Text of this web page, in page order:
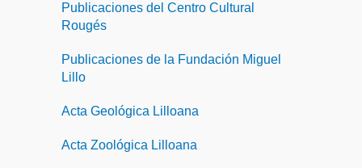
Publicaciones del Centro Cultural
Rougés
Publicaciones de la Fundación Miguel
Lillo
Acta Geológica Lilloana
Acta Zoológica Lilloana